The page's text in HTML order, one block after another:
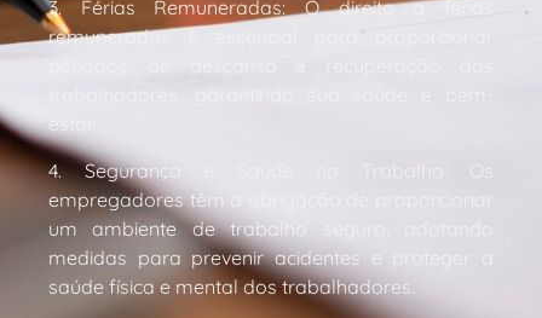
3. Férias Remuneradas: O direito a férias
remuneradas é essencial para proporcionar
estar.
4. Segurança e Saúde no Trabalho: Os
empregadores têm a obrigação de proporcionar
um ambiente de trabalho seguro, adotando
medidas para prevenir acidentes e proteger a
saúde física e mental dos trabalhadores.